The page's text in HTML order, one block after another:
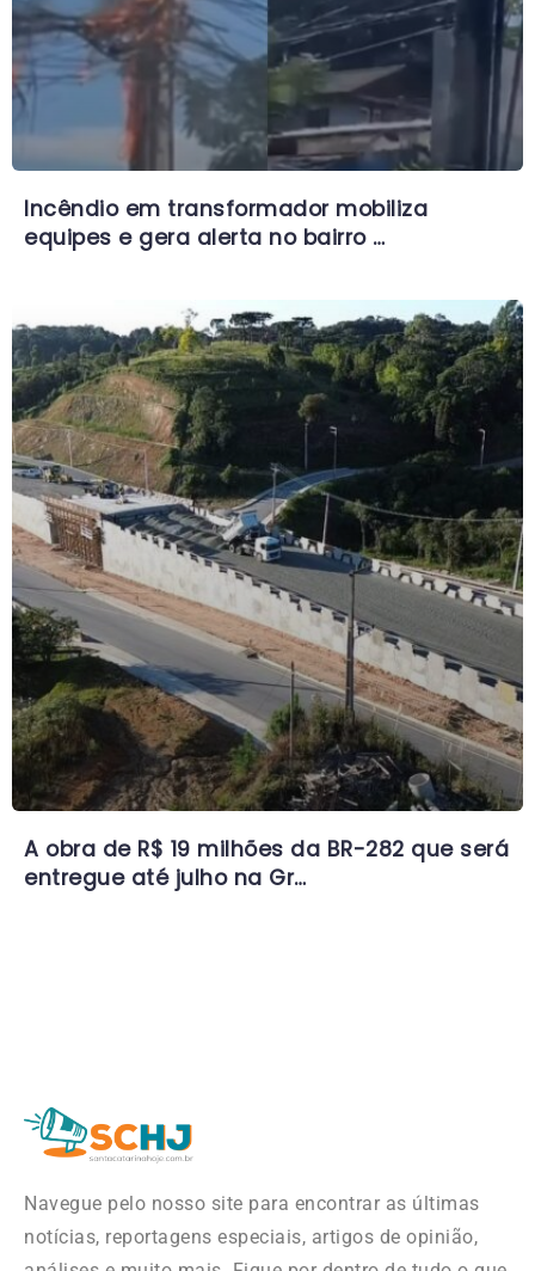
Incêndio em transformador mobiliza
equipes e gera alerta no bairro …
A obra de R$ 19 milhões da BR-282 que será
entregue até julho na Gr…
Navegue pelo nosso site para encontrar as últimas
notícias, reportagens especiais, artigos de opinião,